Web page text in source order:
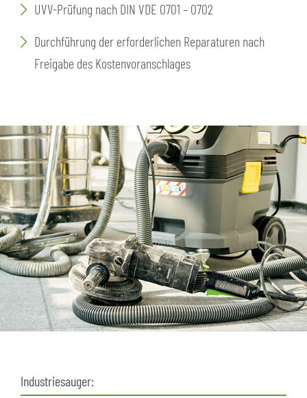
UVV-Prüfung nach DIN VDE 0701 – 0702
Durchführung der erforderlichen Reparaturen nach
Freigabe des Kostenvoranschlages
Industriesauger: